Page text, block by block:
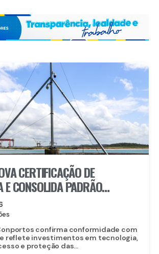
CERTIFICAÇÃO DE
E CONSOLIDA PADRÃO
confirma conformidade com
e reflete investimentos em tecnologia,
e proteção das...